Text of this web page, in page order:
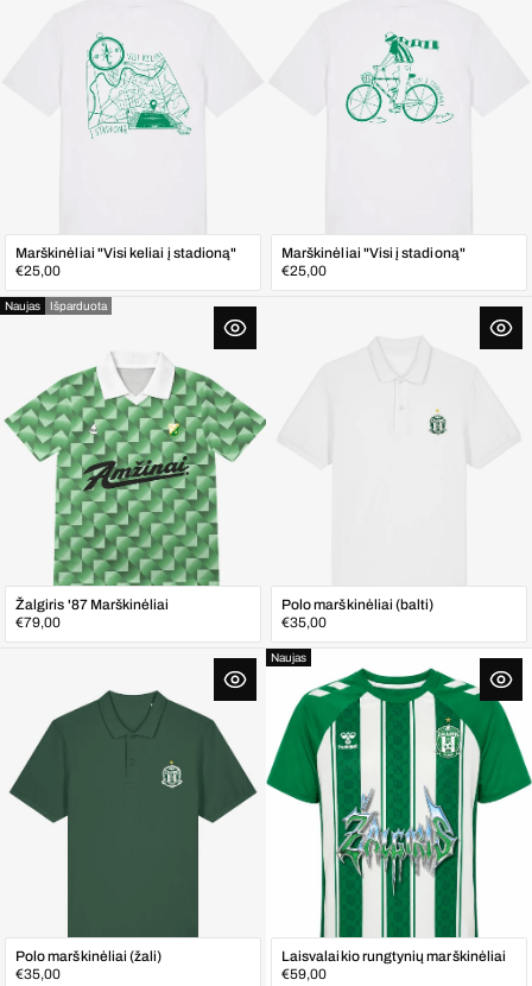
Marškinėliai "Visi keliai į stadioną"
Įprasta
kaina
€25,00
Marškinėliai "Visi į stadioną"
Įprasta
kaina
€25,00
Naujas Išparduota
Žalgiris '87 Marškinėliai
Įprasta
kaina
€79,00
Polo marškinėliai (balti)
Įprasta
kaina
€35,00
Polo marškinėliai (žali)
Įprasta
€35,00
Naujas
Laisvalaikio rungtynių marškinėliai
Įprasta
€59,00